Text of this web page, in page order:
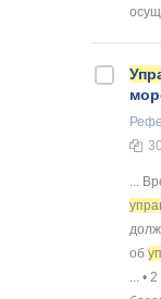
30
...
об
... •